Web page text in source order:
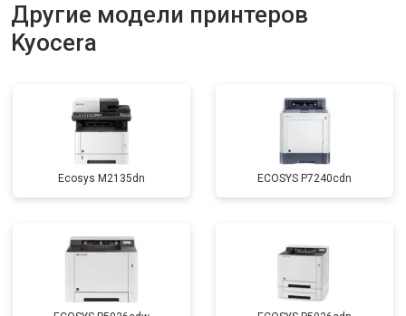
Другие модели принтеров
Kyocera
Ecosys M2135dn ECOSYS P7240cdn